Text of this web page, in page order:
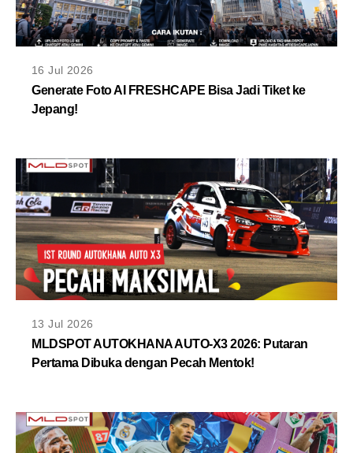
16 Jul 2026
Generate Foto AI FRESHCAPE Bisa Jadi Tiket ke
Jepang!
13 Jul 2026
MLDSPOT AUTOKHANA AUTO-X3 2026: Putaran
Pertama Dibuka dengan Pecah Mentok!